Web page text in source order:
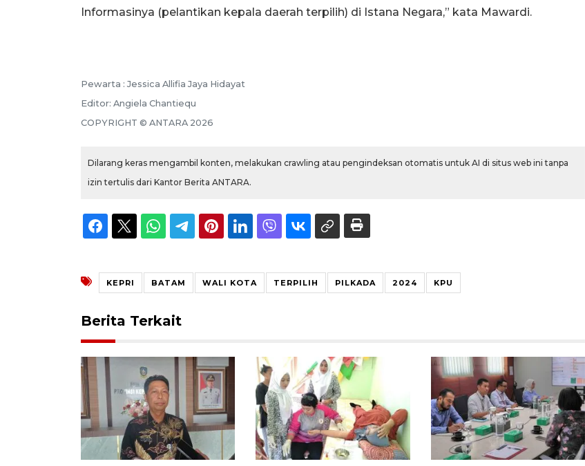
Informasinya (pelantikan kepala daerah terpilih) di Istana Negara,” kata Mawardi.
Pewarta : Jessica Allifia Jaya Hidayat
Editor: Angiela Chantiequ
COPYRIGHT © ANTARA 2026
Dilarang keras mengambil konten, melakukan crawling atau pengindeksan otomatis untuk AI di situs web ini tanpa
izin tertulis dari Kantor Berita ANTARA.
KEPRI BATAM WALI KOTA TERPILIH PILKADA 2024 KPU
Berita Terkait